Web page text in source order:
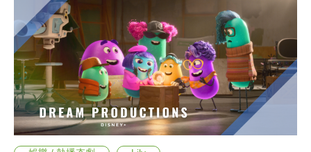
點
韓
流
報
到
熱
播
夯
劇